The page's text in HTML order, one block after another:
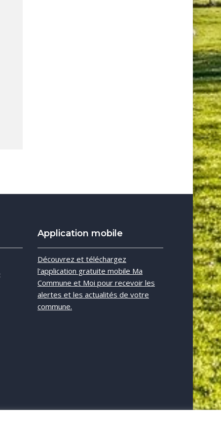
Application mobile
Découvrez et téléchargez
l'application gratuite mobile Ma
Commune et Moi pour recevoir les
alertes et les actualités de votre
commune.